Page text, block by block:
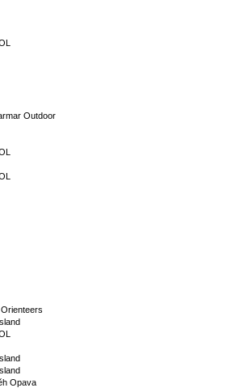
Outdoor
Opava